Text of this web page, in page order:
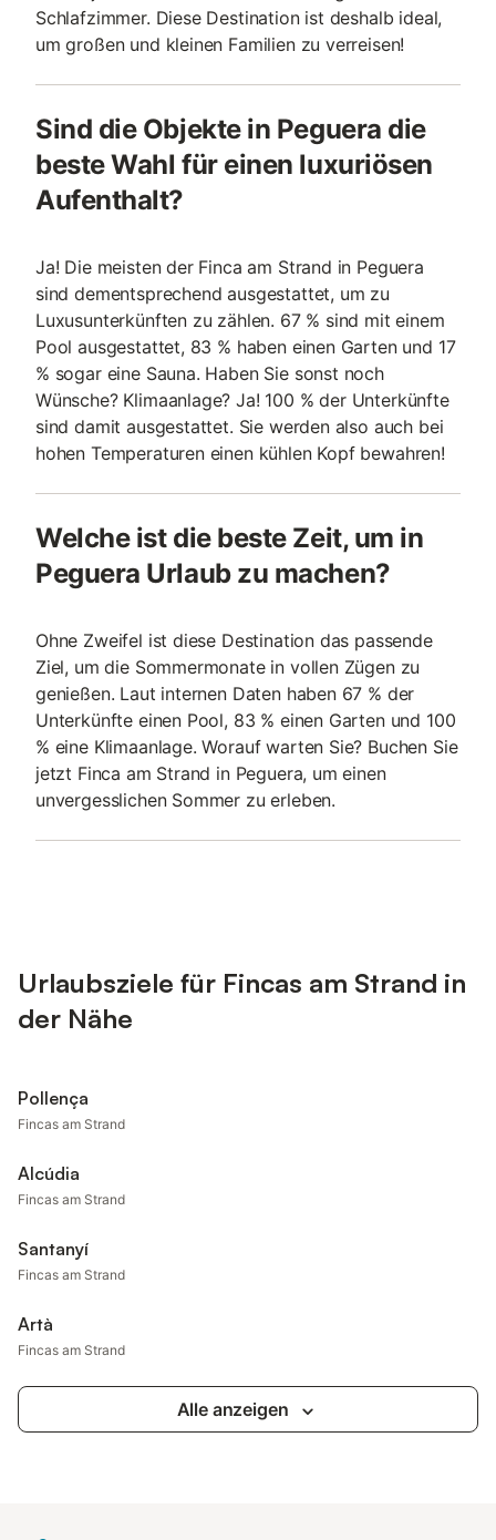
Schlafzimmer. Diese Destination ist deshalb ideal,
um großen und kleinen Familien zu verreisen!
Sind die Objekte in Peguera die
beste Wahl für einen luxuriösen
Aufenthalt?
Ja! Die meisten der Finca am Strand in Peguera
sind dementsprechend ausgestattet, um zu
Luxusunterkünften zu zählen. 67 % sind mit einem
Pool ausgestattet, 83 % haben einen Garten und 17
% sogar eine Sauna. Haben Sie sonst noch
Wünsche? Klimaanlage? Ja! 100 % der Unterkünfte
sind damit ausgestattet. Sie werden also auch bei
hohen Temperaturen einen kühlen Kopf bewahren!
Welche ist die beste Zeit, um in
Peguera Urlaub zu machen?
Ohne Zweifel ist diese Destination das passende
Ziel, um die Sommermonate in vollen Zügen zu
genießen. Laut internen Daten haben 67 % der
Unterkünfte einen Pool, 83 % einen Garten und 100
% eine Klimaanlage. Worauf warten Sie? Buchen Sie
jetzt Finca am Strand in Peguera, um einen
unvergesslichen Sommer zu erleben.
Urlaubsziele für Fincas am Strand in
der Nähe
Pollença
Fincas am Strand
Alcúdia
Fincas am Strand
Santanyí
Fincas am Strand
Artà
Fincas am Strand
Alle anzeigen